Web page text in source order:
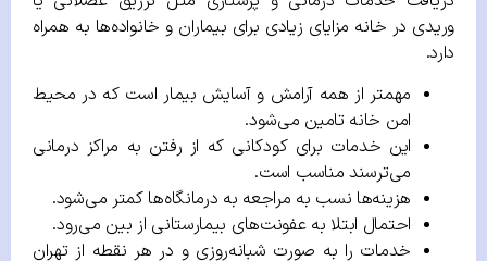
وریدی در خانه مزایای زیادی برای بیماران و خانواده‌ها به همراه
دارد.
مهمتر از همه آرامش و آسایش بیمار است که در محیط
امن خانه تامین می‌شود.
این خدمات برای کودکانی که از رفتن به مراکز درمانی
می‌ترسند مناسب است.
هزینه‌ها نسب به مراجعه به درمانگاه‌ها کمتر می‌شود.
احتمال ابتلا به عفونت‌های بیمارستانی از بین می‌رود.
خدمات را به صورت شبانه‌روزی و در هر نقطه از تهران